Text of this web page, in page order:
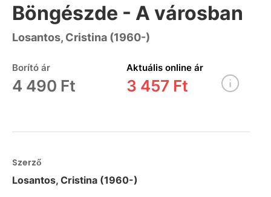
Böngészde - A városban
Losantos, Cristina (1960-)
Borító ár
4 490 Ft
Aktuális online ár
3 457 Ft
Szerző
Losantos, Cristina (1960-)